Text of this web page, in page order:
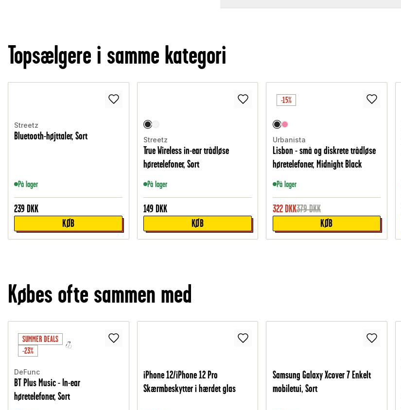
Topsælgere i samme kategori
Streetz
Bluetooth-højttaler, Sort
På lager
239 DKK
KØB
Streetz
True Wireless in-ear trådløse
høretelefoner, Sort
På lager
149 DKK
KØB
-15%
Urbanista
Lisbon - små og diskrete trådløse
høretelefoner, Midnight Black
På lager
322 DKK379DKK
KØB
Købes ofte sammen med
SUMMER DEALS
-23%
DeFunc
BT Plus Music - In-ear
høretelefoner, Sort
iPhone 12/iPhone 12 Pro
Skærmbeskytter i hærdet glas
Samsung Galaxy Xcover 7 Enkelt
mobiletui, Sort